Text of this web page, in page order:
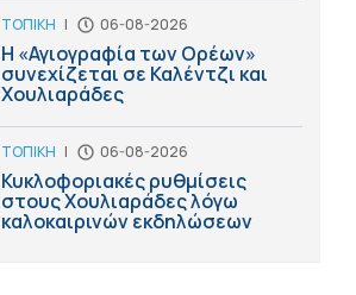
ΤΟΠΙΚΗ | 06-08-2026
Η «Αγιογραφία των Ορέων»
συνεχίζεται σε Καλέντζι και
Χουλιαράδες
ΤΟΠΙΚΗ | 06-08-2026
Κυκλοφοριακές ρυθμίσεις
στους Χουλιαράδες λόγω
καλοκαιρινών εκδηλώσεων